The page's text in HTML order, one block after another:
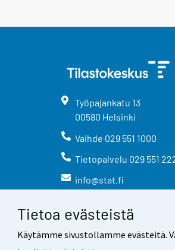
Tietoa evästeistä
Käytämme sivustollamme evästeitä.
Työpajankatu 13
00580 Helsinki
Vaihde 029 551 1000
Tietopalvelu 029 551
info@stat.fi